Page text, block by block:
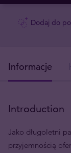
Dodaj do
Informacje
Introduction
Jako długoletni
przyjemnością